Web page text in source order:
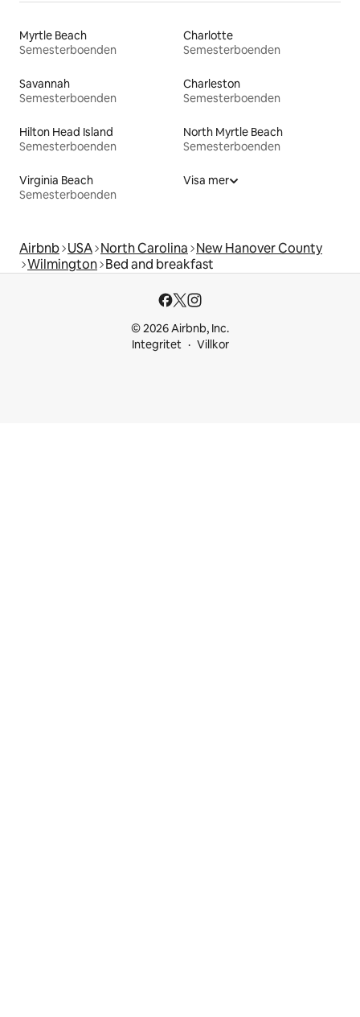
Myrtle Beach
Semesterboenden
Charlotte
Semesterboenden
Savannah
Semesterboenden
Charleston
Semesterboenden
Hilton Head Island
Semesterboenden
North Myrtle Beach
Semesterboenden
Virginia Beach
Semesterboenden
Visa mer
Airbnb USA North Carolina New Hanover County
Wilmington Bed and breakfast
© 2026 Airbnb, Inc.
Integritet
Villkor